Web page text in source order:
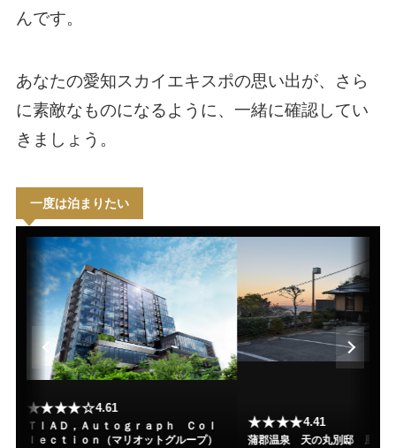
んです。
あなたの愛知スカイエキスポの思い出が、さら
に素敵なものになるように、一緒に確認してい
きましょう。
一度は泊まりたい
★★★★☆4.61
ＴＩＡＤ，Ａｕｔｏｇｒａｐｈ Ｃｏｌ
ｌｅｃｔｉｏｎ（マリオットグループ）
★★★★4.41
蒲郡温泉 天の丸別邸 風の